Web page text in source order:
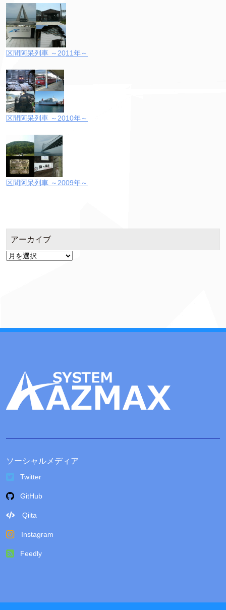
区間阿呆列車 ～2011年～
区間阿呆列車 ～2010年～
区間阿呆列車 ～2009年～
アーカイブ
ア
ソーシャルメディア
Twitter
GitHub
Qiita
Instagram
Feedly